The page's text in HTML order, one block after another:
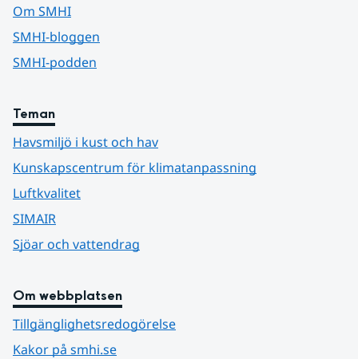
Om SMHI
SMHI-bloggen
SMHI-podden
Teman
Havsmiljö i kust och hav
Kunskapscentrum för klimatanpassning
Luftkvalitet
SIMAIR
Sjöar och vattendrag
Om webbplatsen
Tillgänglighetsredogörelse
Kakor på smhi.se